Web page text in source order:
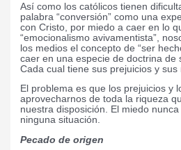
Así como los católicos tienen
palabra “conversión” como una
con Cristo, por miedo a caer en lo
“emocionalismo avivamentista”,
los medios el concepto de “ser
caer en una especie de doctrina de
Cada cual tiene sus prejuicios y sus
El problema es que los prejuicios y
aprovecharnos de toda la riqueza
nuestra disposición. El miedo
ninguna situación.
Pecado de origen